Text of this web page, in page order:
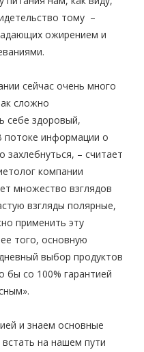
тому –
ожирением и
сейчас очень много
сложно
себе здоровый,
потоке информации о
захлебнуться, – считает
компании
множество взглядов
взгляды полярные,
применить эту
того, основную
выбор продуктов
со 100% гарантией
и знаем основные
на нашем пути